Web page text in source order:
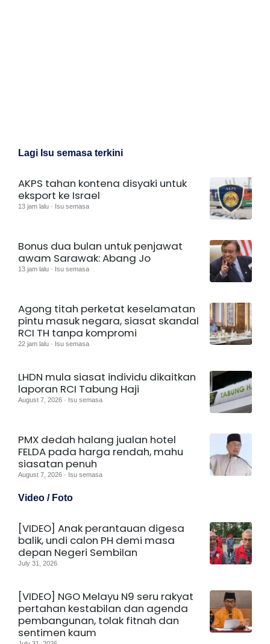
Lagi Isu semasa terkini
AKPS tahan kontena disyaki untuk
eksport ke Israel
13 jam lalu · Isu semasa
Bonus dua bulan untuk penjawat
awam Sarawak: Abang Jo
13 jam lalu · Isu semasa
Agong titah perketat keselamatan
pintu masuk negara, siasat skandal
RCI TH tanpa kompromi
22 jam lalu · Isu semasa
LHDN mula siasat individu dikaitkan
laporan RCI Tabung Haji
August 7, 2026 · Isu semasa
PMX dedah halang jualan hotel
FELDA pada harga rendah, mahu
siasatan penuh
August 7, 2026 · Isu semasa
Video / Foto
[VIDEO] Anak perantauan digesa
balik, undi calon PH demi masa
depan Negeri Sembilan
July 31, 2026
[VIDEO] NGO Melayu N9 seru rakyat
pertahan kestabilan dan agenda
pembangunan, tolak fitnah dan
sentimen kaum